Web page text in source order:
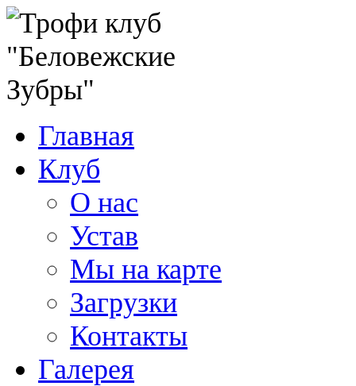
Главная
Клуб
О нас
Устав
Мы на карте
Загрузки
Контакты
Галерея